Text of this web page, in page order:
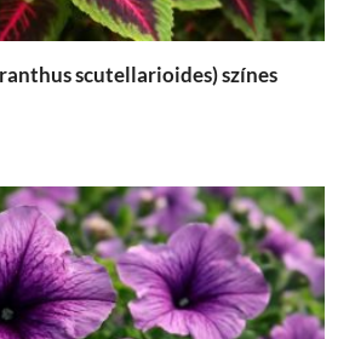
scutellarioides) színes